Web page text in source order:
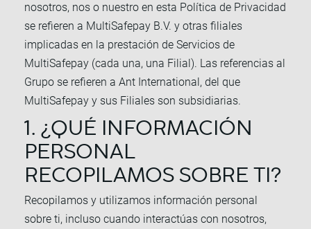
nosotros, nos o nuestro en esta Política de Privacidad
se refieren a MultiSafepay B.V. y otras filiales
implicadas en la prestación de Servicios de
MultiSafepay (cada una, una Filial). Las referencias al
Grupo se refieren a Ant International, del que
MultiSafepay y sus Filiales son subsidiarias.
1. ¿QUÉ INFORMACIÓN
PERSONAL
RECOPILAMOS SOBRE TI?
Recopilamos y utilizamos información personal
sobre ti, incluso cuando interactúas con nosotros,